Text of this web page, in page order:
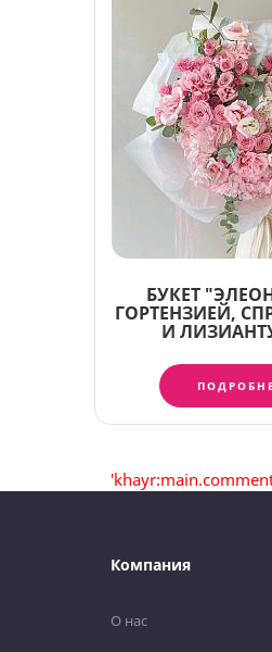
БУКЕТ
ГОРТЕНЗИЕЙ,
И
Компания
О нас